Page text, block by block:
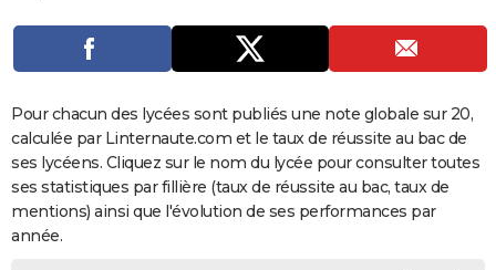
Dictionnaire
Biographies
Expressions
Proverbes
PROGRAMME TV
COPAINS D'AVANT
S'inscrire
Se connecter
Lycées
Collèges
Primaires
Universités
Entreprises
Service militaire
Avis de recherche
AVIS DE DÉCÈS
FORUM
Bricolage
Lifestyle
Culture
Sport
Auto
Television
Voyage
Cinema
Pour chacun des lycées sont publiés une note globale sur 20,
calculée par Linternaute.com et le taux de réussite au bac de
ses lycéens. Cliquez sur le nom du lycée pour consulter toutes
ses statistiques par fillière (taux de réussite au bac, taux de
mentions) ainsi que l'évolution de ses performances par
année.